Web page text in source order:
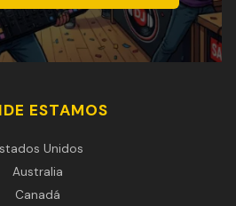
ESTAMOS
Unidos
Australia
Canadá